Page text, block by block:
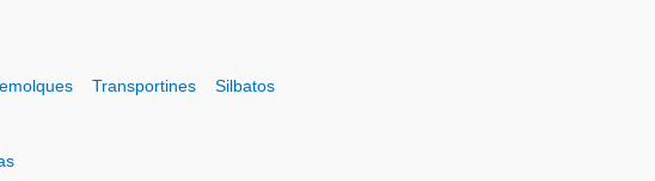
Transportines Silbatos